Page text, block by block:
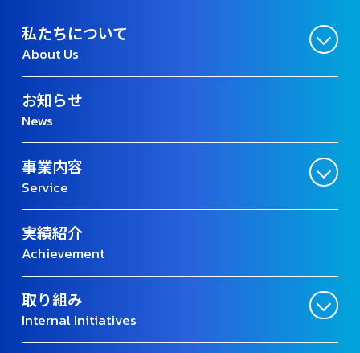
私たちについて
About Us
お知らせ
News
事業内容
Service
実績紹介
Achievement
取り組み
Internal Initiatives